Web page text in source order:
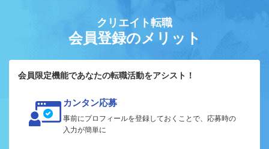
クリエイト転職
会員登録のメリット
会員限定機能であなたの転職活動をアシスト！
カンタン応募
事前にプロフィールを登録しておくことで、応募時の
入力が簡単に